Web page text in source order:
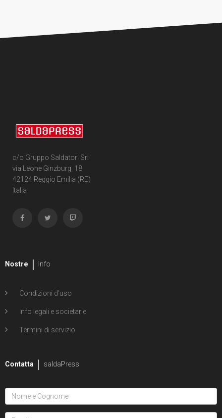
c/o Gruppo Saldatori Srl
via Leone Ginzburg, 18
42124 Reggio Emilia (RE)
Italia
Nostre Info
Condizioni d'uso
Info legali e societarie
Termini di servizio
Contatta saldaPress